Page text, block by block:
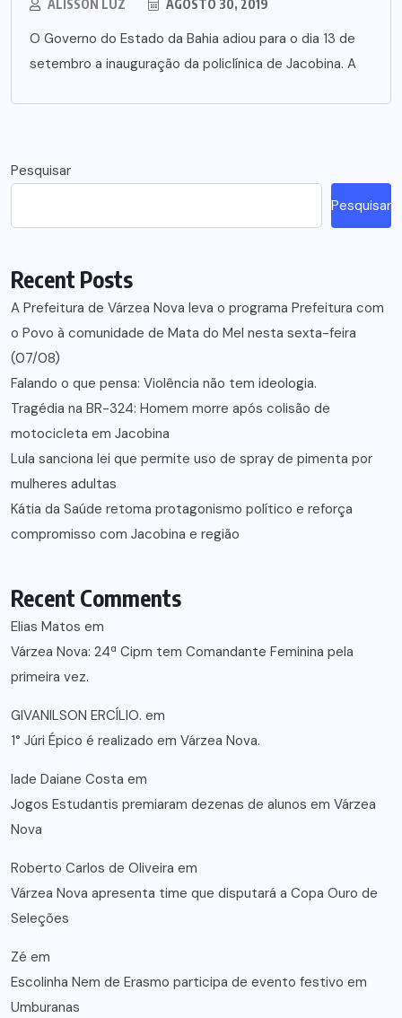
ALISSON LUZ AGOSTO 30, 2019
O Governo do Estado da Bahia adiou para o dia 13 de
setembro a inauguração da policlínica de Jacobina. A
Pesquisar
Pesquisar
Recent Posts
A Prefeitura de Várzea Nova leva o programa Prefeitura com
o Povo à comunidade de Mata do Mel nesta sexta-feira
(07/08)
Falando o que pensa: Violência não tem ideologia.
Tragédia na BR-324: Homem morre após colisão de
motocicleta em Jacobina
Lula sanciona lei que permite uso de spray de pimenta por
mulheres adultas
Kátia da Saúde retoma protagonismo político e reforça
compromisso com Jacobina e região
Recent Comments
Elias Matos em
Várzea Nova: 24ª Cipm tem Comandante Feminina pela
primeira vez.
GIVANILSON ERCÍLIO. em
1° Júri Épico é realizado em Várzea Nova.
lade Daiane Costa em
Jogos Estudantis premiaram dezenas de alunos em Várzea
Nova
Roberto Carlos de Oliveira em
Várzea Nova apresenta time que disputará a Copa Ouro de
Seleções
Zé em
Escolinha Nem de Erasmo participa de evento festivo em
Umburanas